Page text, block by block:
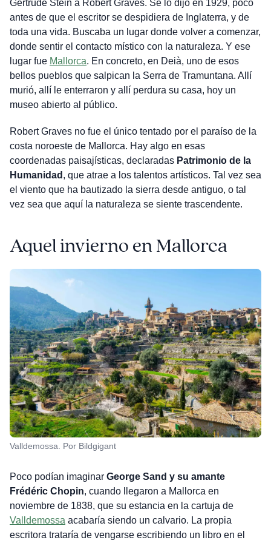
Gertrude Stein a Robert Graves. Se lo dijo en 1929, poco
antes de que el escritor se despidiera de Inglaterra, y de
toda una vida. Buscaba un lugar donde volver a comenzar,
donde sentir el contacto místico con la naturaleza. Y ese
lugar fue Mallorca. En concreto, en Deià, uno de esos
bellos pueblos que salpican la Serra de Tramuntana. Allí
murió, allí le enterraron y allí perdura su casa, hoy un
museo abierto al público.
Robert Graves no fue el único tentado por el paraíso de la
costa noroeste de Mallorca. Hay algo en esas
coordenadas paisajísticas, declaradas Patrimonio de la
Humanidad , que atrae a los talentos artísticos. Tal vez sea
el viento que ha bautizado la sierra desde antiguo, o tal
vez sea que aquí la naturaleza se siente trascendente.
Aquel invierno en Mallorca
Valldemossa. Por Bildgigant
Poco podían imaginar George Sand y su amante
Frédéric Chopin, cuando llegaron a Mallorca en
noviembre de 1838, que su estancia en la cartuja de
Valldemossa acabaría siendo un calvario. La propia
escritora trataría de vengarse escribiendo un libro en el